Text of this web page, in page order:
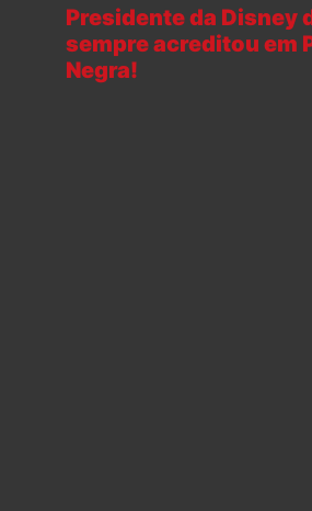
Presidente da Disney
sempre acreditou em
Negra!